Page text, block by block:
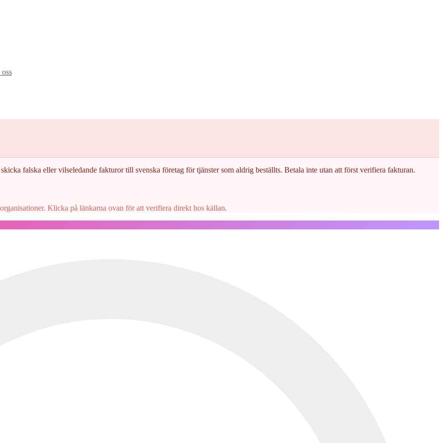
falska eller vilseledande fakturor till svenska företag för tjänster som aldrig beställts. Betala inte utan att först verifiera fakturan.
Klicka på länkarna ovan för att verifiera direkt hos källan.